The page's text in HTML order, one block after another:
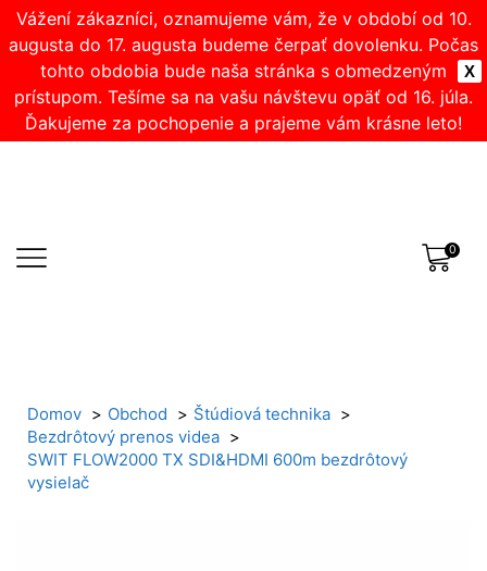
X
Vážení zákazníci, oznamujeme vám, že v období od 10.
augusta do 17. augusta budeme čerpať dovolenku. Počas
tohto obdobia bude naša stránka s obmedzeným
prístupom. Tešíme sa na vašu návštevu opäť od 16. júla.
Ďakujeme za pochopenie a prajeme vám krásne leto!
0
Domov Obchod
Štúdiová technika
Bezdrôtový prenos videa
SWIT FLOW2000 TX SDI&HDMI 600m bezdrôtový
vysielač